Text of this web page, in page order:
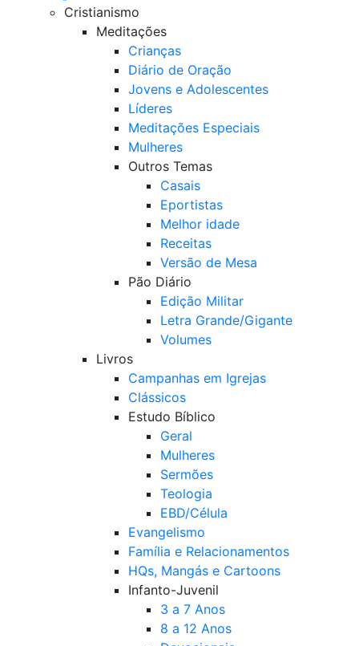
Cristianismo
Meditações
Crianças
Diário de Oração
Jovens e Adolescentes
Líderes
Meditações Especiais
Mulheres
Outros Temas
Casais
Eportistas
Melhor idade
Receitas
Versão de Mesa
Pão Diário
Edição Militar
Letra Grande/Gigante
Volumes
Livros
Campanhas em Igrejas
Clássicos
Estudo Bíblico
Geral
Mulheres
Sermões
Teologia
EBD/Célula
Evangelismo
Família e Relacionamentos
HQs, Mangás e Cartoons
Infanto-Juvenil
3 a 7 Anos
8 a 12 Anos